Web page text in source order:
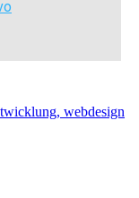
webdesign